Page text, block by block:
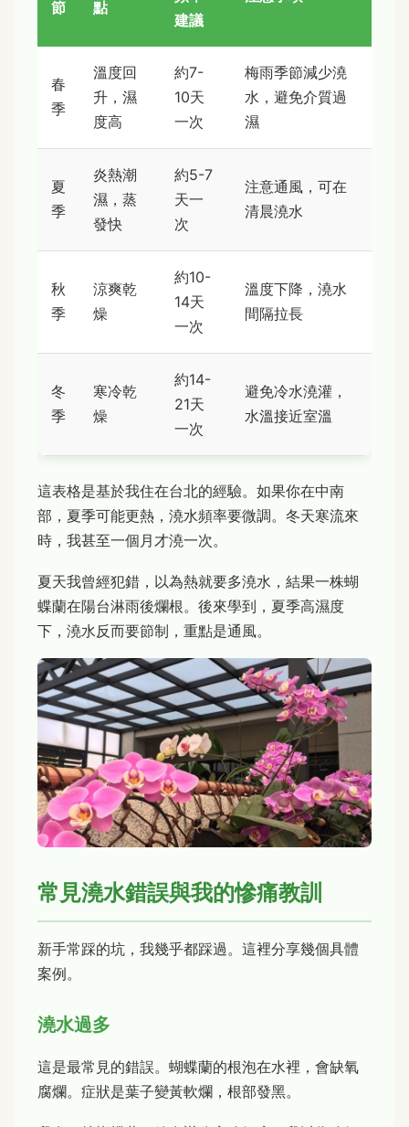
節 點
建議
春
季
溫度回
升，濕
度高
約7-
10天
一次
梅雨季節減少澆
水，避免介質過
濕
夏
季
炎熱潮
濕，蒸
發快
約5-7
天一
次
注意通風，可在
清晨澆水
秋
季
涼爽乾
燥
約10-
14天
一次
溫度下降，澆水
間隔拉長
冬
季
寒冷乾
燥
約14-
21天
一次
避免冷水澆灌，
水溫接近室溫
這表格是基於我住在台北的經驗。如果你在中南
部，夏季可能更熱，澆水頻率要微調。冬天寒流來
時，我甚至一個月才澆一次。
夏天我曾經犯錯，以為熱就要多澆水，結果一株蝴
蝶蘭在陽台淋雨後爛根。後來學到，夏季高濕度
下，澆水反而要節制，重點是通風。
常見澆水錯誤與我的慘痛教訓
新手常踩的坑，我幾乎都踩過。這裡分享幾個具體
案例。
澆水過多
這是最常見的錯誤。蝴蝶蘭的根泡在水裡，會缺氧
腐爛。症狀是葉子變黃軟爛，根部發黑。